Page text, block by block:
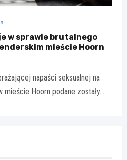
w sprawie brutalnego
mieście Hoorn
napaści seksualnej na
Hoorn podane zostały…